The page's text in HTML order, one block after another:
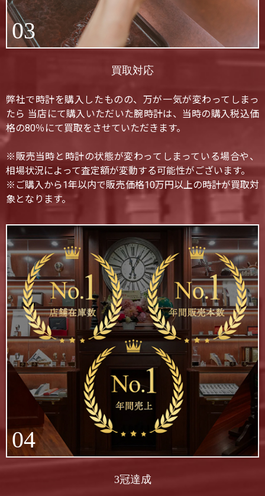
03
買取対応
弊社で時計を購入したものの、万が一気が変わってしまっ
たら 当店にて購入いただいた腕時計は、当時の購入税込価
格の80％にて買取をさせていただきます。
※販売当時と時計の状態が変わってしまっている場合や、
相場状況によって査定額が変動する可能性がございます。
※ご購入から1年以内で販売価格10万円以上の時計が買取対
象となります。
04
3冠達成